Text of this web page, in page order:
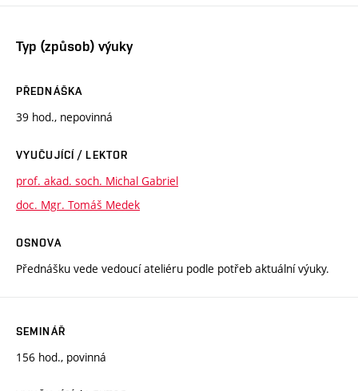
Typ (způsob) výuky
PŘEDNÁŠKA
39 hod., nepovinná
VYUČUJÍCÍ / LEKTOR
prof. akad. soch. Michal Gabriel
doc. Mgr. Tomáš Medek
OSNOVA
Přednášku vede vedoucí ateliéru podle potřeb aktuální výuky.
SEMINÁŘ
156 hod., povinná